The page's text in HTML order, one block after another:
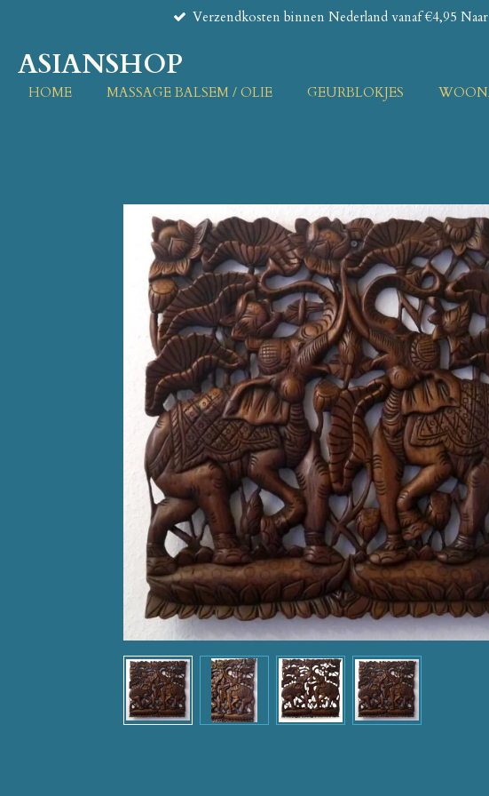
naar
de
hoofdinhoud
Verzendkosten binnen Nederland vanaf €4,95
ASIANSHOP
HOME MASSAGE BALSEM / OLIE GEURBLOKJES